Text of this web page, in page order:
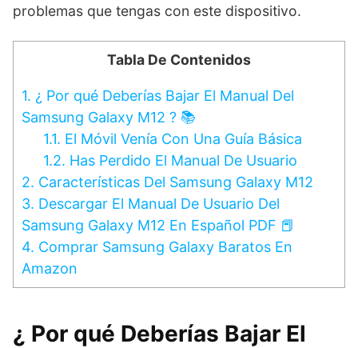
problemas que tengas con este dispositivo.
Tabla De Contenidos
1. ¿ Por qué Deberías Bajar El Manual Del
Samsung Galaxy M12 ? 📚
1.1. El Móvil Venía Con Una Guía Básica
1.2. Has Perdido El Manual De Usuario
2. Características Del Samsung Galaxy M12
3. Descargar El Manual De Usuario Del
Samsung Galaxy M12 En Español PDF 📕
4. Comprar Samsung Galaxy Baratos En
Amazon
¿ Por qué Deberías Bajar El